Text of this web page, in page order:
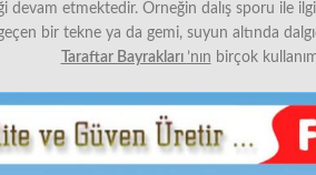
devam etmektedir. Örneğin dalış sporu ile
bir tekne ya da gemi, suyun altında
Taraftar Bayrakları ’nın birçok